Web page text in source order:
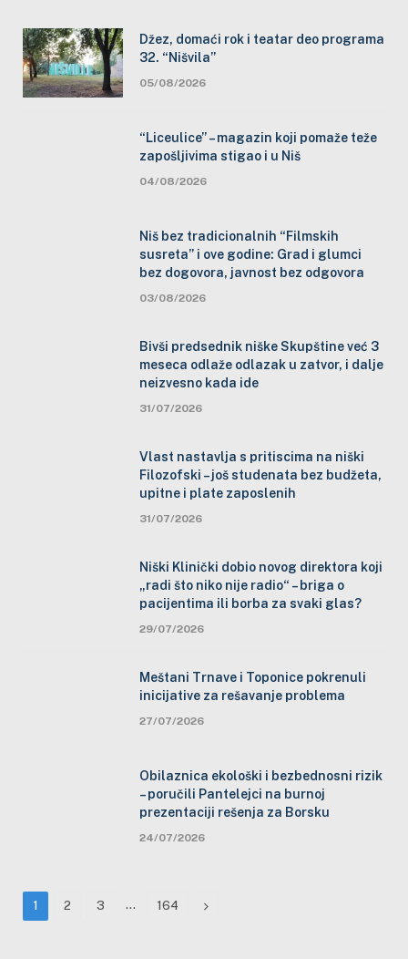
Džez, domaći rok i teatar deo programa
32. “Nišvila”
05/08/2026
“Liceulice” – magazin koji pomaže teže
zapošljivima stigao i u Niš
04/08/2026
Niš bez tradicionalnih “Filmskih
susreta” i ove godine: Grad i glumci
bez dogovora, javnost bez odgovora
03/08/2026
Bivši predsednik niške Skupštine već 3
meseca odlaže odlazak u zatvor, i dalje
neizvesno kada ide
31/07/2026
Vlast nastavlja s pritiscima na niški
Filozofski – još studenata bez budžeta,
upitne i plate zaposlenih
31/07/2026
Niški Klinički dobio novog direktora koji
„radi što niko nije radio“ – briga o
pacijentima ili borba za svaki glas?
29/07/2026
Meštani Trnave i Toponice pokrenuli
inicijative za rešavanje problema
27/07/2026
Obilaznica ekološki i bezbednosni rizik
– poručili Pantelejci na burnoj
prezentaciji rešenja za Borsku
24/07/2026
1 2 3 … 164 Next